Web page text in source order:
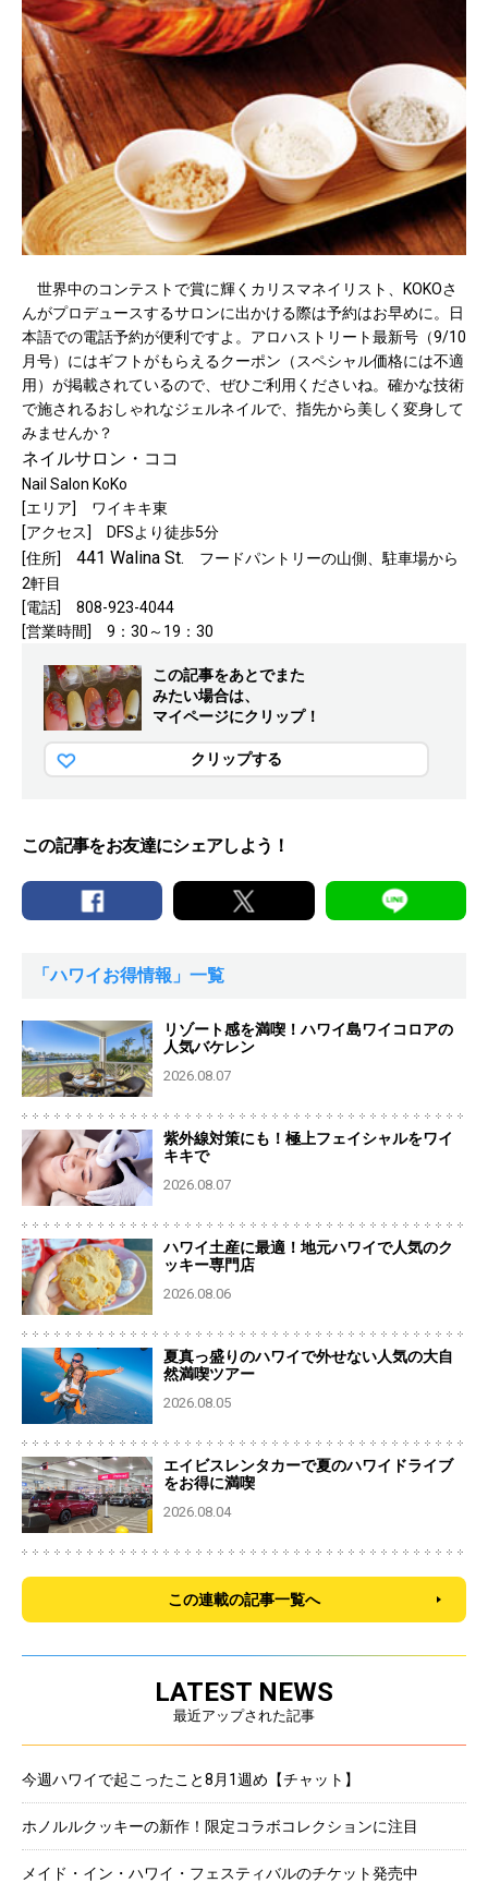
世界中のコンテストで賞に輝くカリスマネイリスト、KOKOさ
んがプロデュースするサロンに出かける際は予約はお早めに。日
本語での電話予約が便利ですよ。アロハストリート最新号（9/10
月号）にはギフトがもらえるクーポン（スペシャル価格には不適
用）が掲載されているので、ぜひご利用くださいね。確かな技術
で施されるおしゃれなジェルネイルで、指先から美しく変身して
みませんか？
ネイルサロン・ココ
Nail Salon KoKo
[エリア] ワイキキ東
[アクセス] DFSより徒歩5分
[住所] 441 Walina St. フードパントリーの山側、駐車場から
2軒目
[電話] 808-923-4044
[営業時間] 9：30～19：30
この記事をあとでまた
みたい場合は、
マイページにクリップ！
クリップする
この記事をお友達にシェアしよう！
「ハワイお得情報」一覧
リゾート感を満喫！ハワイ島ワイコロアの
人気バケレン
2026.08.07
紫外線対策にも！極上フェイシャルをワイ
キキで
2026.08.07
ハワイ土産に最適！地元ハワイで人気のク
ッキー専門店
2026.08.06
夏真っ盛りのハワイで外せない人気の大自
然満喫ツアー
2026.08.05
エイビスレンタカーで夏のハワイドライブ
をお得に満喫
2026.08.04
この連載の記事一覧へ
LATEST NEWS
最近アップされた記事
今週ハワイで起こったこと8月1週め【チャット】
ホノルルクッキーの新作！限定コラボコレクションに注目
メイド・イン・ハワイ・フェスティバルのチケット発売中